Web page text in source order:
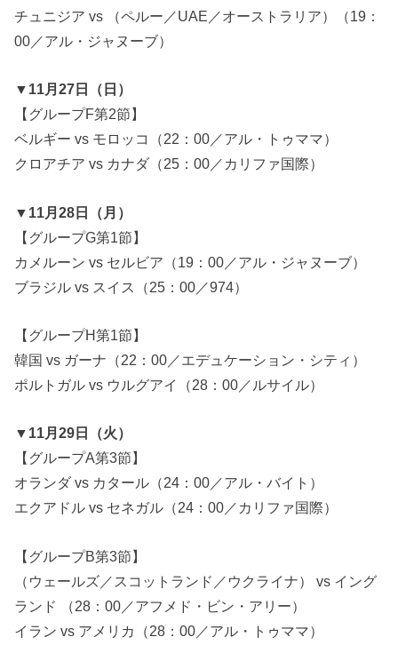
チュニジア vs （ペルー／UAE／オーストラリア）（19：
00／アル・ジャヌーブ）
▼11月27日（日）
【グループF第2節】
ベルギー vs モロッコ（22：00／アル・トゥママ）
クロアチア vs カナダ（25：00／カリファ国際）
▼11月28日（月）
【グループG第1節】
カメルーン vs セルビア（19：00／アル・ジャヌーブ）
ブラジル vs スイス（25：00／974）
【グループH第1節】
韓国 vs ガーナ（22：00／エデュケーション・シティ）
ポルトガル vs ウルグアイ（28：00／ルサイル）
▼11月29日（火）
【グループA第3節】
オランダ vs カタール（24：00／アル・バイト）
エクアドル vs セネガル（24：00／カリファ国際）
【グループB第3節】
（ウェールズ／スコットランド／ウクライナ） vs イング
ランド （28：00／アフメド・ビン・アリー）
イラン vs アメリカ（28：00／アル・トゥママ）